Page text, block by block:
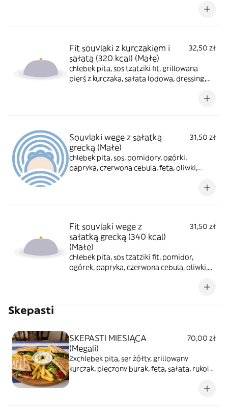
Fit souvlaki z kurczakiem i
sałatą (320 kcal) (Małe)
32,50 zł
chlebek pita, sos tzatziki fit, grillowana
pierś z kurczaka, sałata lodowa, dressing,
Souvlaki wege z sałatką
grecką (Małe)
31,50 zł
chlebek pita, sos, pomidory, ogórki,
papryka, czerwona cebula, feta, oliwki,
Fit souvlaki wege z
sałatką grecką (340 kcal)
(Małe)
31,50 zł
chlebek pita, sos tzatziki fit, pomidor,
ogórek, papryka, czerwona cebula, oliwki,
Skepasti
SKEPASTI MIESIĄCA
(Megali)
70,00 zł
2xchlebek pita, ser żółty, grillowany
kurczak, pieczony burak, feta, sałata, rukola,